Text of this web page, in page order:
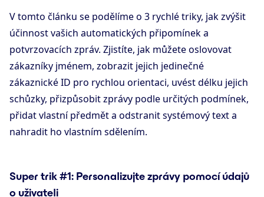
V tomto článku se podělíme o 3 rychlé triky, jak zvýšit
účinnost vašich automatických připomínek a
potvrzovacích zpráv. Zjistíte, jak můžete oslovovat
zákazníky jménem, zobrazit jejich jedinečné
zákaznické ID pro rychlou orientaci, uvést délku jejich
schůzky, přizpůsobit zprávy podle určitých podmínek,
přidat vlastní předmět a odstranit systémový text a
nahradit ho vlastním sdělením.
Super trik #1: Personalizujte zprávy pomocí údajů
o uživateli